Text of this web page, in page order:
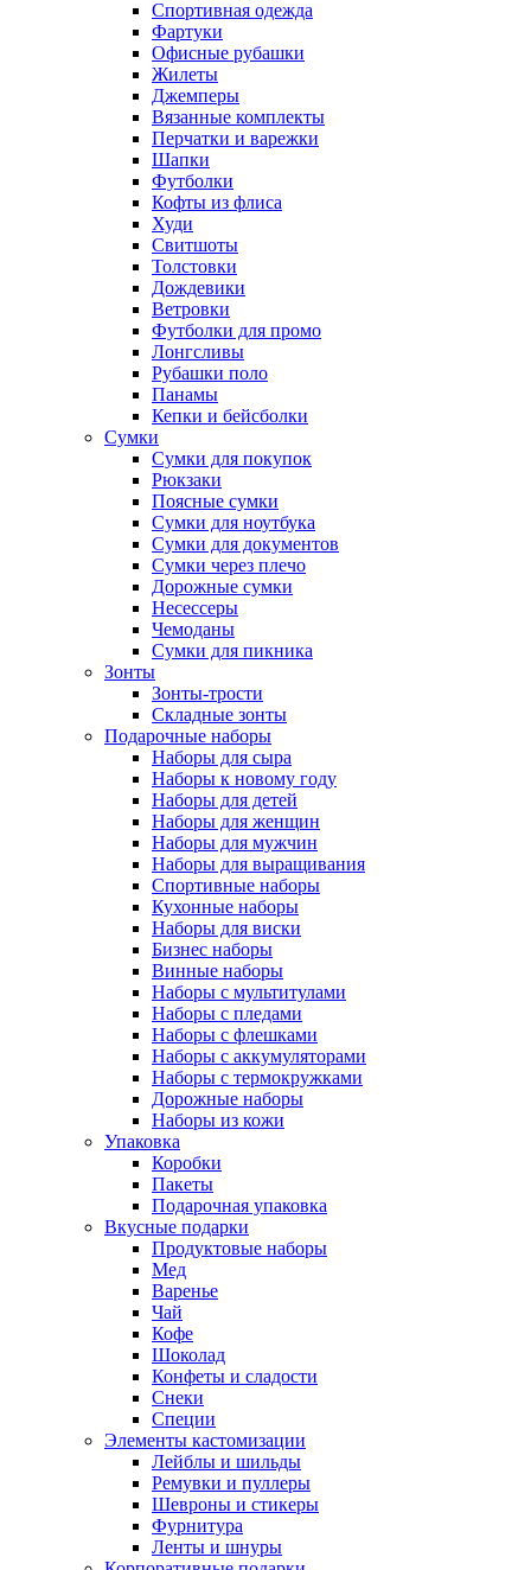
Спортивная одежда
Фартуки
Офисные рубашки
Жилеты
Джемперы
Вязанные комплекты
Перчатки и варежки
Шапки
Футболки
Кофты из флиса
Худи
Свитшоты
Толстовки
Дождевики
Ветровки
Футболки для промо
Лонгсливы
Рубашки поло
Панамы
Кепки и бейсболки
Сумки
Сумки для покупок
Рюкзаки
Поясные сумки
Сумки для ноутбука
Сумки для документов
Сумки через плечо
Дорожные сумки
Несессеры
Чемоданы
Сумки для пикника
Зонты
Зонты-трости
Складные зонты
Подарочные наборы
Наборы для сыра
Наборы к новому году
Наборы для детей
Наборы для женщин
Наборы для мужчин
Наборы для выращивания
Спортивные наборы
Кухонные наборы
Наборы для виски
Бизнес наборы
Винные наборы
Наборы с мультитулами
Наборы с пледами
Наборы с флешками
Наборы с аккумуляторами
Наборы с термокружками
Дорожные наборы
Наборы из кожи
Упаковка
Коробки
Пакеты
Подарочная упаковка
Вкусные подарки
Продуктовые наборы
Мед
Варенье
Чай
Кофе
Шоколад
Конфеты и сладости
Снеки
Специи
Элементы кастомизации
Лейблы и шильды
Ремувки и пуллеры
Шевроны и стикеры
Фурнитура
Ленты и шнуры